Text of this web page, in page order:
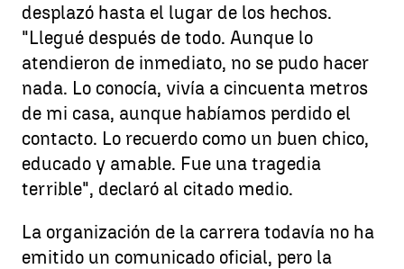
desplazó hasta el lugar de los hechos.
"Llegué después de todo. Aunque lo
atendieron de inmediato, no se pudo hacer
nada. Lo conocía, vivía a cincuenta metros
de mi casa, aunque habíamos perdido el
contacto. Lo recuerdo como un buen chico,
educado y amable. Fue una tragedia
terrible", declaró al citado medio.
La organización de la carrera todavía no ha
emitido un comunicado oficial, pero la